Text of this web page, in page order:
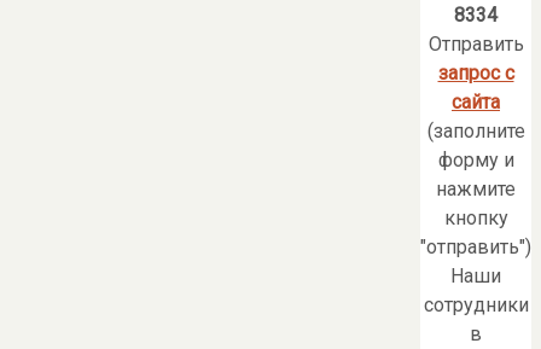
8334
Отправить
запрос с
сайта
(заполните
форму и
нажмите
кнопку
"отправить")
Наши
сотрудники
в